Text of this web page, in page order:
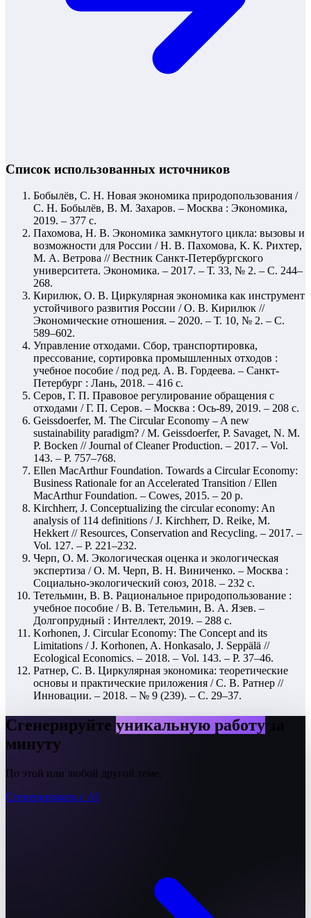
Список использованных источников
Бобылёв, С. Н. Новая экономика природопользования /
С. Н. Бобылёв, В. М. Захаров. – Москва : Экономика,
2019. – 377 с.
Пахомова, Н. В. Экономика замкнутого цикла: вызовы и
возможности для России / Н. В. Пахомова, К. К. Рихтер,
М. А. Ветрова // Вестник Санкт-Петербургского
университета. Экономика. – 2017. – Т. 33, № 2. – С. 244–
268.
Кирилюк, О. В. Циркулярная экономика как инструмент
устойчивого развития России / О. В. Кирилюк //
Экономические отношения. – 2020. – Т. 10, № 2. – С.
589–602.
Управление отходами. Сбор, транспортировка,
прессование, сортировка промышленных отходов :
учебное пособие / под ред. А. В. Гордеева. – Санкт-
Петербург : Лань, 2018. – 416 с.
Серов, Г. П. Правовое регулирование обращения с
отходами / Г. П. Серов. – Москва : Ось-89, 2019. – 208 с.
Geissdoerfer, M. The Circular Economy – A new
sustainability paradigm? / M. Geissdoerfer, P. Savaget, N. M.
P. Bocken // Journal of Cleaner Production. – 2017. – Vol.
143. – P. 757–768.
Ellen MacArthur Foundation. Towards a Circular Economy:
Business Rationale for an Accelerated Transition / Ellen
MacArthur Foundation. – Cowes, 2015. – 20 p.
Kirchherr, J. Conceptualizing the circular economy: An
analysis of 114 definitions / J. Kirchherr, D. Reike, M.
Hekkert // Resources, Conservation and Recycling. – 2017. –
Vol. 127. – P. 221–232.
Черп, О. М. Экологическая оценка и экологическая
экспертиза / О. М. Черп, В. Н. Виниченко. – Москва :
Социально-экологический союз, 2018. – 232 с.
Тетельмин, В. В. Рациональное природопользование :
учебное пособие / В. В. Тетельмин, В. А. Язев. –
Долгопрудный : Интеллект, 2019. – 288 с.
Korhonen, J. Circular Economy: The Concept and its
Limitations / J. Korhonen, A. Honkasalo, J. Seppälä //
Ecological Economics. – 2018. – Vol. 143. – P. 37–46.
Ратнер, С. В. Циркулярная экономика: теоретические
основы и практические приложения / С. В. Ратнер //
Инновации. – 2018. – № 9 (239). – С. 29–37.
Сгенерируйте уникальную работу
минуту
По этой или любой другой теме.
Сгенерировать с AI